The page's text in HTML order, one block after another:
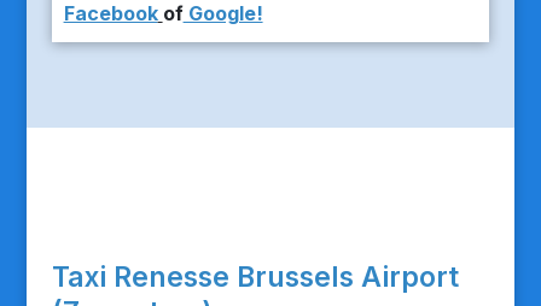
Facebook ofGoogle!
Taxi Renesse Brussels Airport